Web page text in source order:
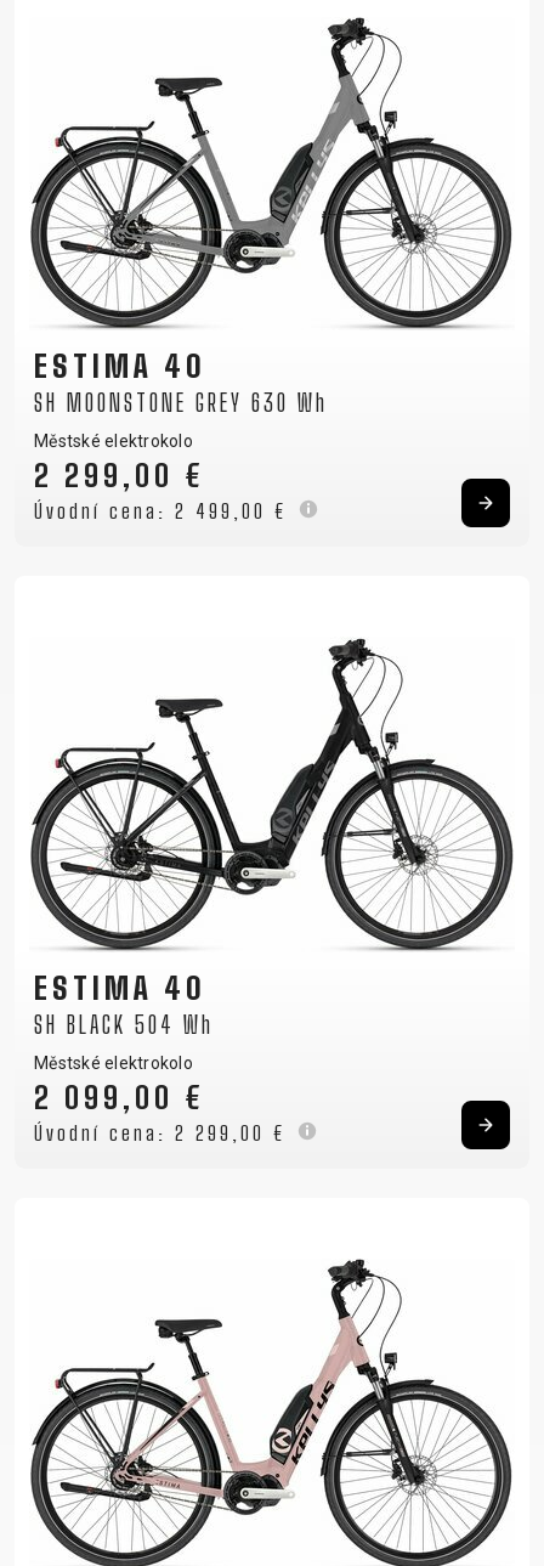
ESTIMA 40
SH MOONSTONE GREY 630 Wh
Městské elektrokolo
2 299,00 €
Úvodní cena: 2 499,00 €
ESTIMA 40
SH BLACK 504 Wh
Městské elektrokolo
2 099,00 €
Úvodní cena: 2 299,00 €